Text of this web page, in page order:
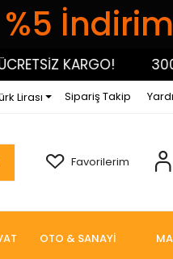
KARGO! 3000
Lirası Sipariş Takip
Favorilerim
OTO & SANAYİ